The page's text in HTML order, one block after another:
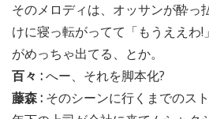
そのメロディは、オッサンが酔っ
けに寝っ転がってて「もうええわ
がめっちゃ出てる、とか。
百々 :へー、それを脚本化?
藤森 : そのシーンに行くまでのス